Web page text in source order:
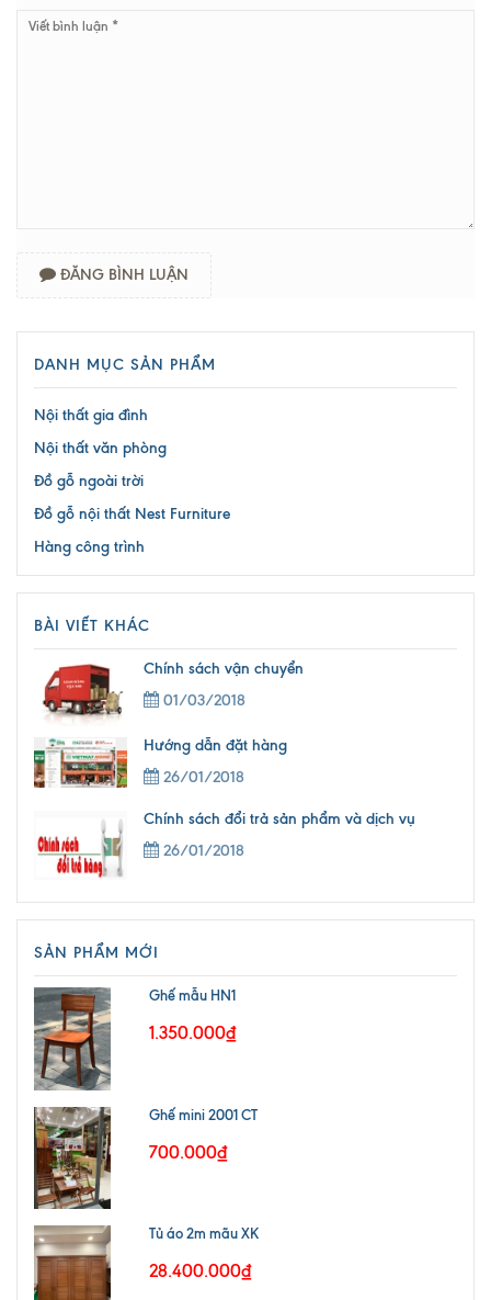
ĐĂNG BÌNH LUẬN
DANH MỤC SẢN PHẨM
Nội thất gia đình
Nội thất văn phòng
Đồ gỗ ngoài trời
Đồ gỗ nội thất Nest Furniture
Hàng công trình
BÀI VIẾT KHÁC
Chính sách vận chuyển
01/03/2018
Hướng dẫn đặt hàng
26/01/2018
Chính sách đổi trả sản phẩm và dịch vụ
26/01/2018
SẢN PHẨM MỚI
Ghế mẫu HN1
1.350.000₫
Ghế mini 2001 CT
700.000₫
Tủ áo 2m mãu XK
28.400.000₫